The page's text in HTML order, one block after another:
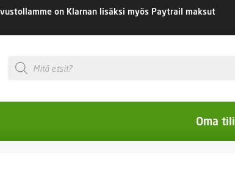
on Klarnan lisäksi myös Paytrail maksut
Products
search
Oma tili